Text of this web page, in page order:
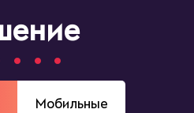
Мобильные